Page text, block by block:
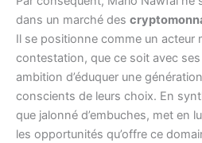
dans un marché des
Il se positionne comme un acteur
contestation, que ce soit avec
ambition d’éduquer une
conscients de leurs choix. En
que jalonné d’embuches, met en
les opportunités qu’offre ce